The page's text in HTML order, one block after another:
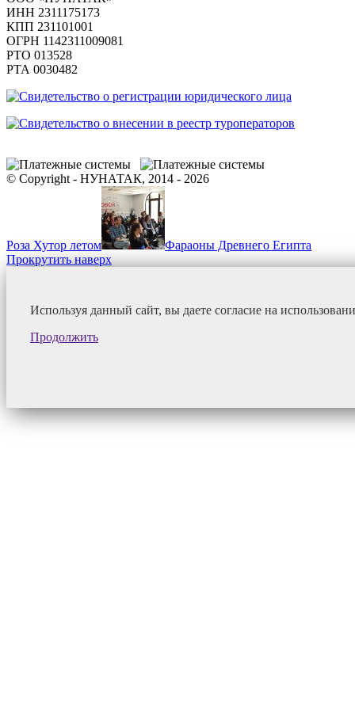
ИНН 2311175173
КПП 231101001
ОГРН 1142311009081
PTO 013528
РТА 0030482
© Copyright - НУНАТАК, 2014 - 2026
Роза Хутор летом
Фараоны Древнего Египта
Прокрутить наверх
Используя данный сайт, вы даете согласие на
Продолжить